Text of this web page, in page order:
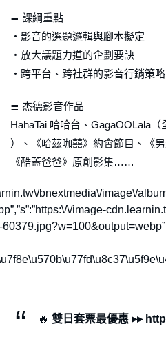
≣ 課綱重點
・影音的選題邏輯與腳本擬定
・放大議題力道的企劃要訣
・跨平台、跨社群的影音行銷策略
≣ 杰德影音作品
HahaTai 哈哈台、GagaOOLala
）、《哈茲咖囍》約會節目、《
《酷蓋爸爸》原創影集……
bnextmedia\/
\/image-
🔥 雙日套票最優惠 ▸▸